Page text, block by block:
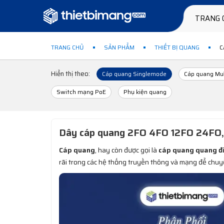
TRANG
TRANG CHỦ SẢN PHẨM THIẾT BỊ QUANG
Hiển thị theo: Cáp quang Singlemode Cáp quang
Switch mạng PoE
Phụ kiện quang
Dây cáp quang 2FO 4FO 12FO
Cáp quang, hay còn được gọi là cáp quang quang
rãi trong các hệ thống truyền thông và mạng để